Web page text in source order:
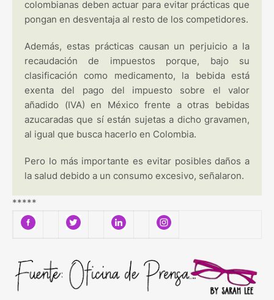
colombianas deben actuar para evitar prácticas que
pongan en desventaja al resto de los competidores.
Además, estas prácticas causan un perjuicio a la
recaudación de impuestos porque, bajo su
clasificación como medicamento, la bebida está
exenta del pago del impuesto sobre el valor
añadido (IVA) en México frente a otras bebidas
azucaradas que sí están sujetas a dicho gravamen,
al igual que busca hacerlo en Colombia.
Pero lo más importante es evitar posibles daños a
la salud debido a un consumo excesivo, señalaron.
*****